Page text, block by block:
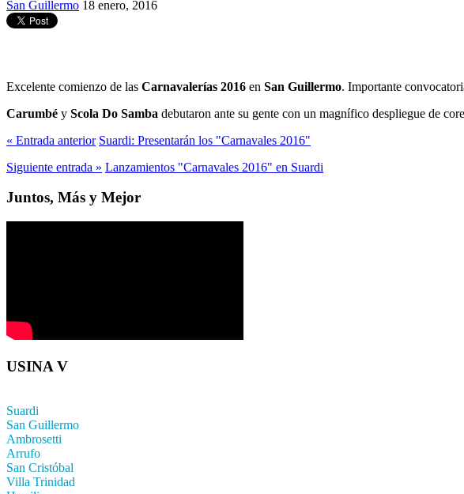
San Guillermo 18 enero, 2016
Excelente comienzo de las Carnavalerías 2016 en San Guillermo. Importante
Carumbé y Scola Do Samba debutaron ante su gente con un magnífico despliegue de
« Entrada anterior Suardi: Presentarán los "Carnavales 2016"
Siguiente entrada » Lanzamientos "Carnavales 2016" en Suardi
Juntos, Más y Mejor
USINA V
Suardi
San Guillermo
Ambrosetti
Arrufo
San Cristóbal
Villa Trinidad